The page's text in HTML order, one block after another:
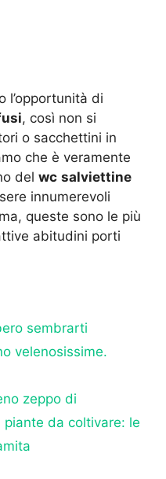
l’opportunità di
, così non si
o sacchettini in
che è veramente
del wc salviettine
innumerevoli
queste sono le più
abitudini porti
sembrarti
velenosissime.
zeppo di
da coltivare: le